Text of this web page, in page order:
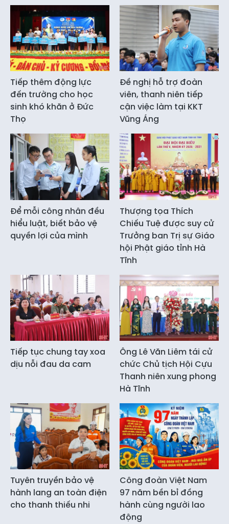
Tiếp thêm động lực
đến trường cho học
sinh khó khăn ở Đức
Thọ
Đề nghị hỗ trợ đoàn
viên, thanh niên tiếp
cận việc làm tại KKT
Vũng Áng
Để mỗi công nhân đều
hiểu luật, biết bảo vệ
quyền lợi của mình
Thượng tọa Thích
Chiếu Tuệ được suy cử
Trưởng ban Trị sự Giáo
hội Phật giáo tỉnh Hà
Tĩnh
Tiếp tục chung tay xoa
dịu nỗi đau da cam
Ông Lê Văn Liêm tái cử
chức Chủ tịch Hội Cựu
Thanh niên xung phong
Hà Tĩnh
Tuyên truyền bảo vệ
hành lang an toàn điện
cho thanh thiếu nhi
Công đoàn Việt Nam
97 năm bền bỉ đồng
hành cùng người lao
động